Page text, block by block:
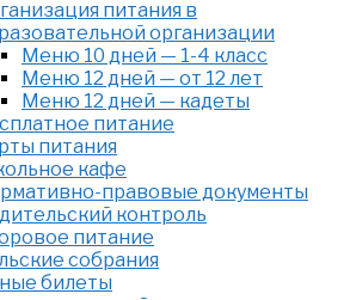
питания в
организации
Меню 10 дней — 1-4 класс
Меню 12 дней — от 12 лет
Меню 12 дней — кадеты
питание
питания
кафе
правовые документы
контроль
питание
собрания
билеты